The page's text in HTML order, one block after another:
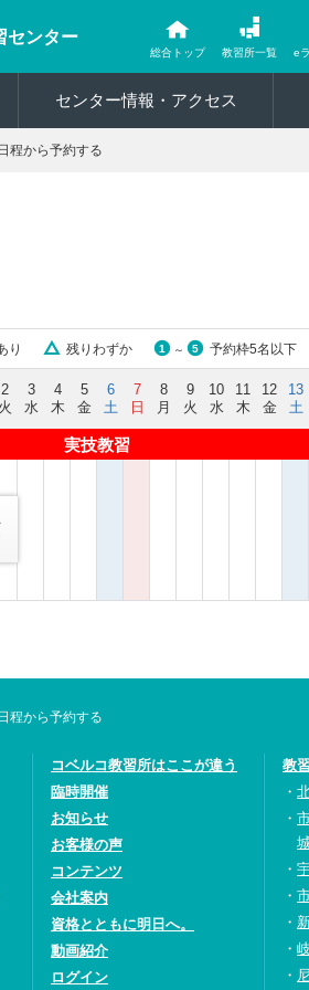
センター
総合トップ 教習所一覧 e
センター情報・アクセス
日程から予約する
り 残りわずか 1 ～ 5 予約枠5名以下
2
火
3
水
4
木
5
金
6
土
7
日
8
月
9
火
10
水
11
木
12
金
13
土
実技教習
日程から予約する
コベルコ教習所はここが違う
臨時開催
お知らせ
お客様の声
コンテンツ
会社案内
資格とともに明日へ。
動画紹介
ログイン
教